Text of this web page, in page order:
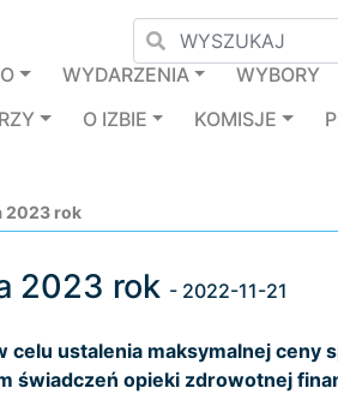
WYDARZENIA WYBORY
O IZBIE KOMISJE
2023 rok
2023 rok - 2022-11-21
celu ustalenia maksymalnej ceny
świadczeń opieki zdrowotnej